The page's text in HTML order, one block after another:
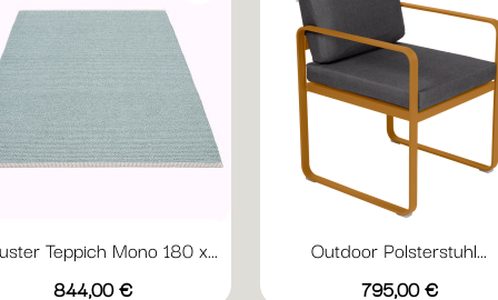
Teppich Mono 180 x...
Preis
844,00 €
Vorschau
GranitTurquoise
Linen
Outdoor Polsterstuhl...
Preis
795,00 €
 Vorschau
Abyssblaugrauweiß
Acapulcoblau
Flanellgrau